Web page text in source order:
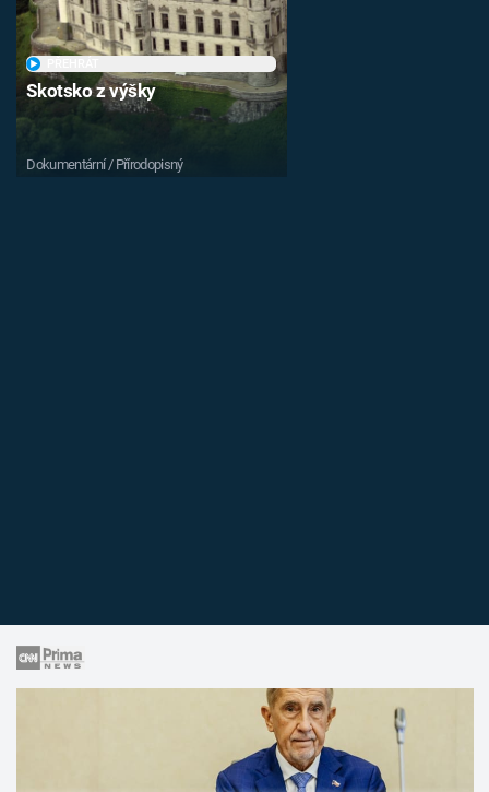
Skotsko z výšky
Dokumentární / Přírodopisný